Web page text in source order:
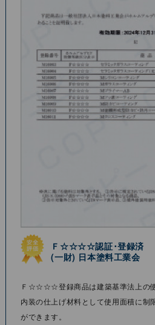
Ｆ☆☆☆☆認証･登録済
(⼀財) ⽇本塗料⼯業会
Ｆ☆☆☆☆登録商品は建築基準法上の使
内装の仕上げ材料として使⽤⾯積に制
ができます。